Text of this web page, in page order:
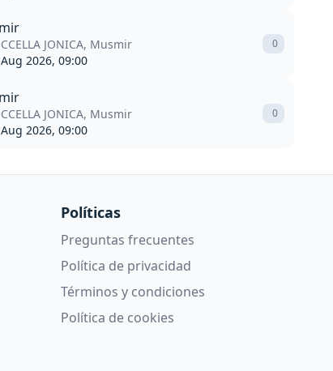
JONICA, Musmir
2026, 09:00
0
JONICA, Musmir
2026, 09:00
0
Políticas
Preguntas frecuentes
Política de privacidad
Términos y condiciones
Política de cookies